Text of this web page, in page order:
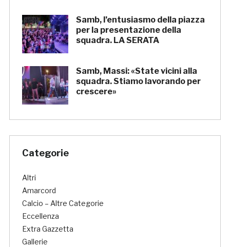
Samb, l’entusiasmo della piazza
per la presentazione della
squadra. LA SERATA
Samb, Massi: «State vicini alla
squadra. Stiamo lavorando per
crescere»
Categorie
Altri
Amarcord
Calcio – Altre Categorie
Eccellenza
Extra Gazzetta
Gallerie